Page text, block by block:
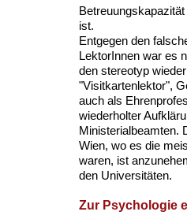
ist.
Entgegen den
LektorInnen war es
den stereotyp
"Visitkartenlektor",
auch als
wiederholter
Ministerialbeamten.
Wien, wo es die
waren, ist
den Universitäten.
Zur Psychologie